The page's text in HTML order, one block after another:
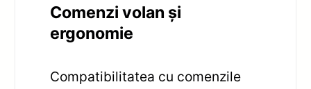
Comenzi volan și
ergonomie
Compatibilitatea cu comenzile